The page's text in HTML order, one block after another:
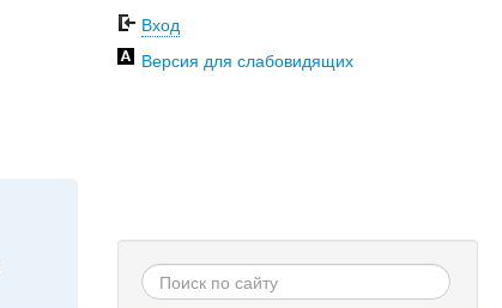
Вход
Версия для слабовидящих